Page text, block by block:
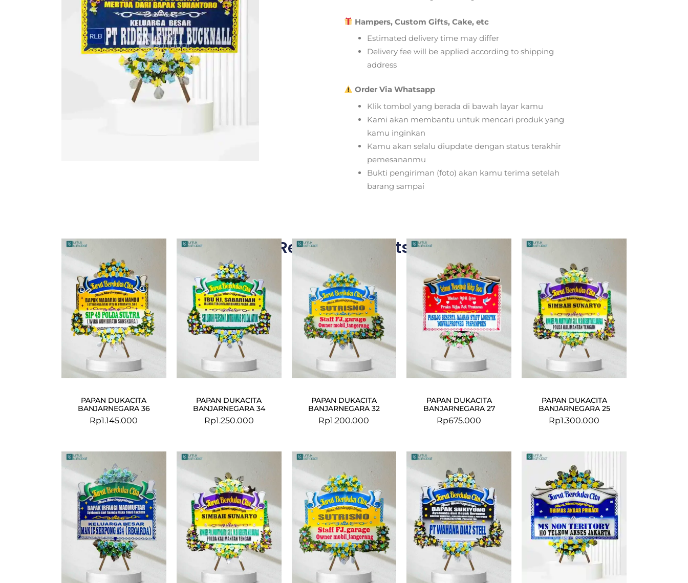
Hampers, Custom Gifts, Cake, etc
Estimated delivery time may differ
Delivery fee will be applied according to shipping
address
Order Via Whatsapp
Klik tombol yang berada di bawah layar kamu
Kami akan membantu untuk mencari produk yang
kamu inginkan
Kamu akan selalu diupdate dengan status terakhir
pemesananmu
Bukti pengiriman (foto) akan kamu terima setelah
barang sampai
Related Products
PAPAN DUKACITA
BANJARNEGARA 36
Rp1.145.000
PAPAN DUKACITA
BANJARNEGARA 34
Rp1.250.000
PAPAN DUKACITA
BANJARNEGARA 32
Rp1.200.000
PAPAN DUKACITA
BANJARNEGARA 27
Rp675.000
PAPAN DUKACITA
BANJARNEGARA 25
Rp1.300.000